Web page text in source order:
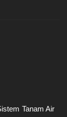
Tanam Air